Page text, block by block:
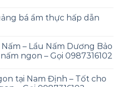
bá ẩm thực hấp dẫn
– Lẩu Nấm Dương Bảo
ngon – Gọi 0987316102
tại Nam Định – Tốt cho